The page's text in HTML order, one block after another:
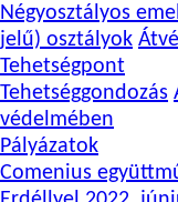
Négyosztályos
jelű) osztályok
Tehetségpont
Tehetséggondozás
védelmében
Pályázatok
Comenius